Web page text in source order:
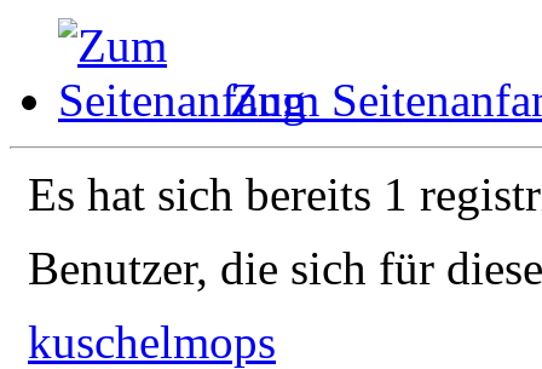
Zum
Es hat sich bereits 1
Benutzer, die sich für
kuschelmops